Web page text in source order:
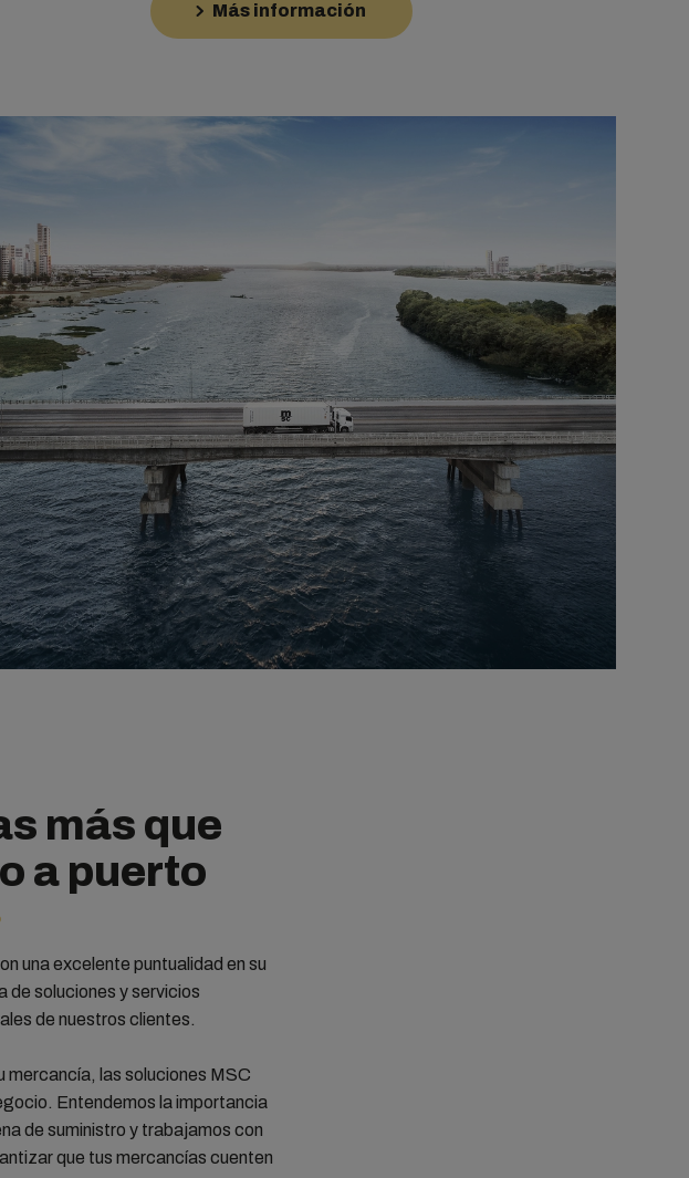
Más información
más que
a puerto
una excelente puntualidad en su
de soluciones y servicios
de nuestros clientes.
las soluciones MSC
Entendemos la importancia
de suministro y trabajamos con
que tus mercancías cuenten